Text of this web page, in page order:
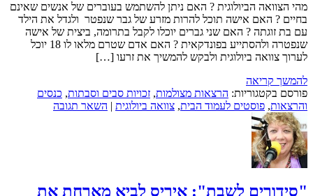
מהי הצוואה הביולוגית ? האם ניתן להשתמש בעוברים של אנשים שאינם
בחיים ? האם אישה תוכל להרות מזרע של גבר שנפטר ולגדל את הילד
עם בת זוגתה ? האם שני גברים יוכלו לקבל בתרומה, ביצית של אישה
שנפטרה ולהסתייע בפונדקאית ? האם אדם שטרם מלאו לו 18 יוכל
לערוך צוואה ביולוגית ולבקש להמשיך את זרעו […]
להמשך קריאה
פורסם בקטגוריות: הרצאות מצולמות, זכויות סבים וסבתות, כנסים
והרצאות, פוסטים לעמוד הבית, צוואה ביולוגית | השאר תגובה
"סידורים לשבת": איריס לביא מארחת את